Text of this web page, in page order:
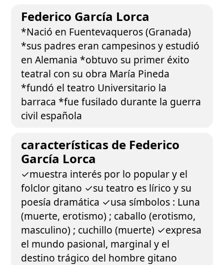
Federico García Lorca
*Nació en Fuentevaqueros (Granada)
*sus padres eran campesinos y estudió
en Alemania *obtuvo su primer éxito
teatral con su obra María Pineda
*fundó el teatro Universitario la
barraca *fue fusilado durante la guerra
civil española
características de Federico
García Lorca
✓muestra interés por lo popular y el
folclor gitano ✓su teatro es lírico y su
poesía dramática ✓usa símbolos : Luna
(muerte, erotismo) ; caballo (erotismo,
masculino) ; cuchillo (muerte) ✓expresa
el mundo pasional, marginal y el
destino trágico del hombre gitano